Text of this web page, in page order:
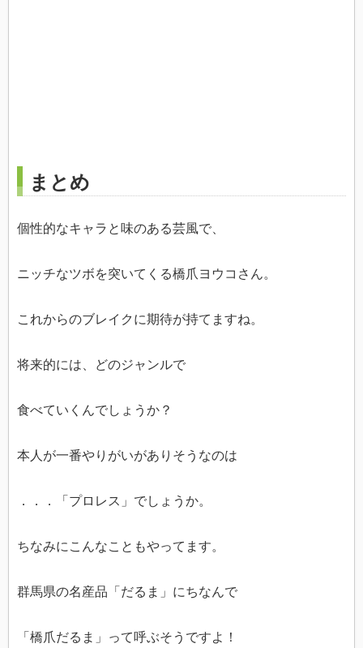
まとめ
個性的なキャラと味のある芸風で、
ニッチなツボを突いてくる橋爪ヨウコさん。
これからのブレイクに期待が持てますね。
将来的には、どのジャンルで
食べていくんでしょうか？
本人が一番やりがいがありそうなのは
．．．「プロレス」でしょうか。
ちなみにこんなこともやってます。
群馬県の名産品「だるま」にちなんで
「橋爪だるま」って呼ぶそうですよ！